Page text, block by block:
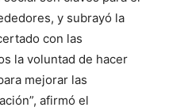
y subrayó la
con las
la voluntad de hacer
mejorar las
afirmó el